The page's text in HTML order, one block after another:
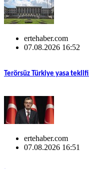
ertehaber.com
07.08.2026 16:52
Terörsüz Türkiye yasa
ertehaber.com
07.08.2026 16:51